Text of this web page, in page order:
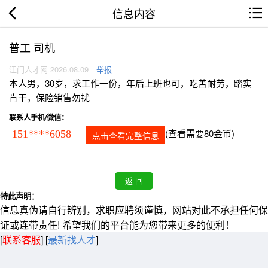
信息内容
普工 司机
江门人才网 2026.08.09 举报
本人男，30岁，求工作一份，年后上班也可，吃苦耐劳，踏实
肯干，保险销售勿扰
联系人手机/微信：
151****6058 点击查看完整信息 (查看需要80金币)
特此声明：
信息真伪请自行辨别，求职应聘须谨慎，网站对此不承担任何保
证或连带责任! 希望我们的平台能为您带来更多的便利！
[联系客服] [最新找人才]